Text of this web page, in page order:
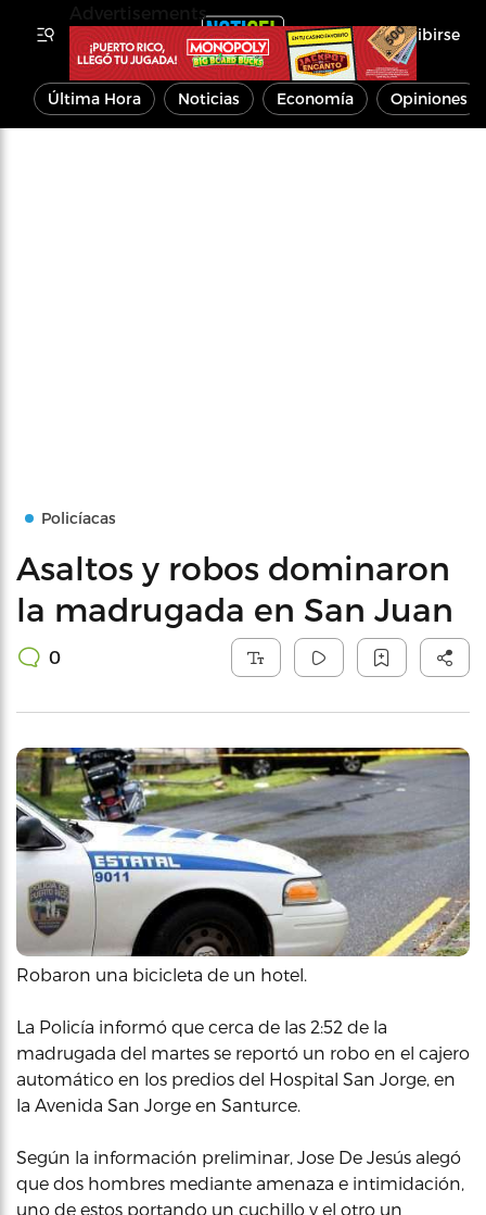
Inscribirse
Última Hora Noticias Economía Opiniones
Policíacas
Asaltos y robos dominaron
la madrugada en San Juan
0
Robaron una bicicleta de un hotel.
La Policía informó que cerca de las 2:52 de la
madrugada del martes se reportó un robo en el cajero
automático en los predios del Hospital San Jorge, en
la Avenida San Jorge en Santurce.
Según la información preliminar, Jose De Jesús alegó
que dos hombres mediante amenaza e intimidación,
uno de estos portando un cuchillo y el otro un
Advertisements